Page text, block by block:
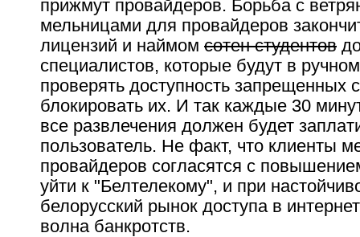
прижмут провайдеров. Борьба с
мельницами для провайдеров
лицензий и наймом сотен студентов
специалистов, которые будут в
проверять доступность запрещенных
блокировать их. И так каждые 30
все развлечения должен будет
пользователь. Не факт, что клиенты
провайдеров согласятся с
уйти к "Белтелекому", и при
белорусский рынок доступа в
волна банкротств.